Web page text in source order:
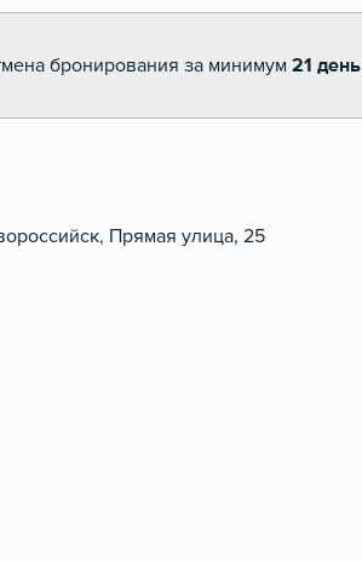
бронирования за минимум 21 день
Прямая улица, 25